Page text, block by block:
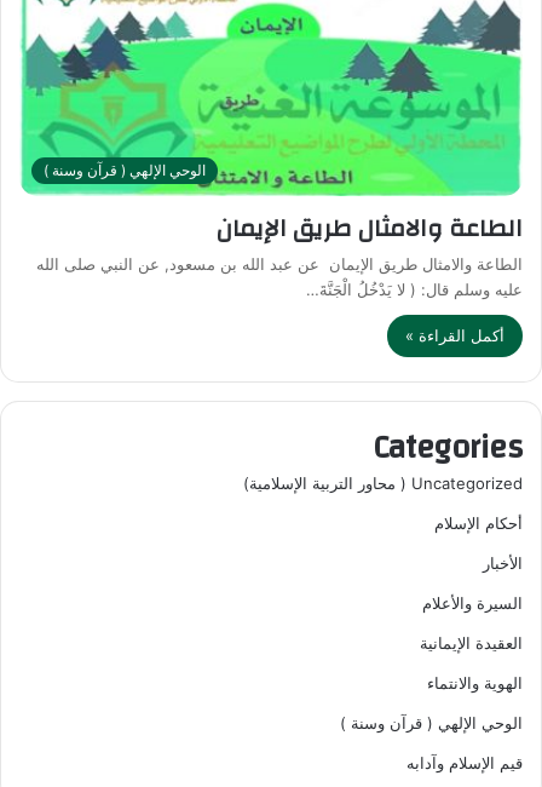
الوحي الإلهي ( قرآن وسنة )
الطاعة والامثال طريق الإيمان
الطاعة والامثال طريق الإيمان عن عبد الله بن مسعود, عن النبي صلى الله
عليه وسلم قال: ( لا يَدْخُلُ الْجَنَّةَ…
أكمل القراءة »
Categories
Uncategorized ( محاور التربية الإسلامية)
أحكام الإسلام
الأخبار
السيرة والأعلام
العقيدة الإيمانية
الهوية والانتماء
الوحي الإلهي ( قرآن وسنة )
قيم الإسلام وآدابه